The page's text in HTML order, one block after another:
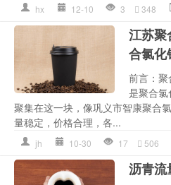
hx 12-10 3 348
江苏聚
合氯化
前言：
是聚合
聚集在这一块，像巩义市智康聚合
量稳定，价格合理，各...
jh 10-30 17 506
沥青流